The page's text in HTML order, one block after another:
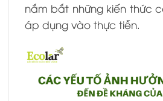
nắm bắt những kiến thức
áp dụng vào thực tiễn.